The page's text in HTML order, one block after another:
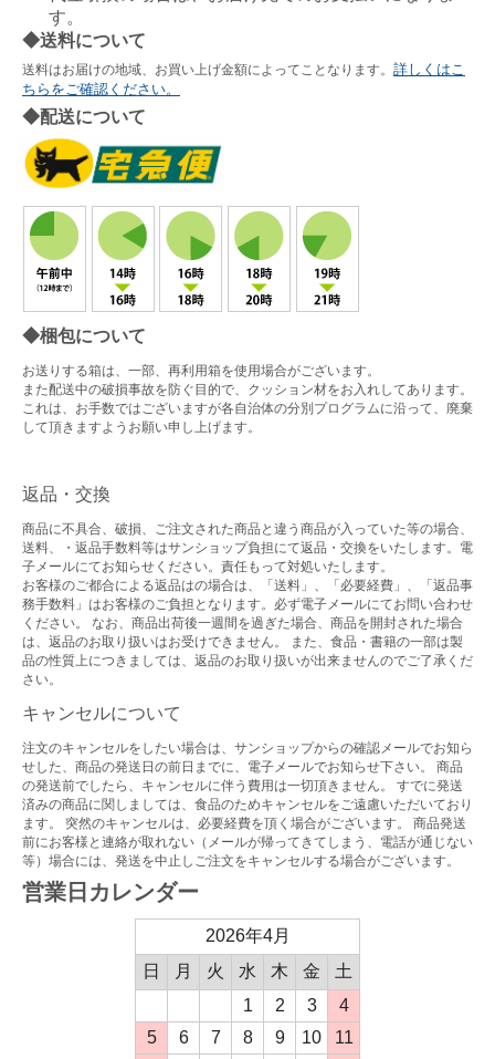
す。
◆送料について
送料はお届けの地域、お買い上げ金額によってことなります。 詳しくはこ
ちらをご確認ください。
◆配送について
◆梱包について
お送りする箱は、一部、再利用箱を使用場合がございます。
また配送中の破損事故を防ぐ目的で、クッション材をお入れしてあります。
これは、お手数ではございますが各自治体の分別プログラムに沿って、廃棄
して頂きますようお願い申し上げます。
返品・交換
商品に不具合、破損、ご注文された商品と違う商品が入っていた等の場合、
送料、・返品手数料等はサンショップ負担にて返品・交換をいたします。電
子メールにてお知らせください。責任もって対処いたします。
お客様のご都合による返品はの場合は、「送料」、「必要経費」、「返品事
務手数料」はお客様のご負担となります。必ず電子メールにてお問い合わせ
ください。 なお、商品出荷後一週間を過ぎた場合、商品を開封された場合
は、返品のお取り扱いはお受けできません。 また、食品・書籍の一部は製
品の性質上につきましては、返品のお取り扱いが出来ませんのでご了承くだ
さい。
キャンセルについて
注文のキャンセルをしたい場合は、サンショップからの確認メールでお知ら
せした、商品の発送日の前日までに、電子メールでお知らせ下さい。 商品
の発送前でしたら、キャンセルに伴う費用は一切頂きません。 すでに発送
済みの商品に関しましては、食品のためキャンセルをご遠慮いただいており
ます。 突然のキャンセルは、必要経費を頂く場合がございます。 商品発送
前にお客様と連絡が取れない（メールが帰ってきてしまう、電話が通じない
等）場合には、発送を中止しご注文をキャンセルする場合がございます。
営業日カレンダー
2026年4月
日
月 火 水 木 金
土
1
2 3
4
5
6 7 8 9 10
11